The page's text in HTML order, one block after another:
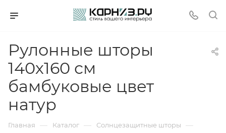
Рулонные шторы
140х160 см
бамбуковые цвет
натур
Главная — Каталог — Солнцезащитные шторы —